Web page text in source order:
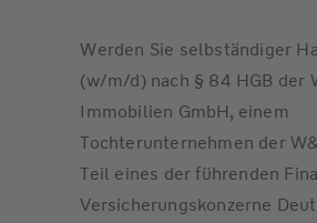
Werden Sie selbständiger
(w/m/d) nach § 84 HGB der
Immobilien GmbH, einem
Tochterunternehmen der
Teil eines der führenden
Versicherungskonzerne